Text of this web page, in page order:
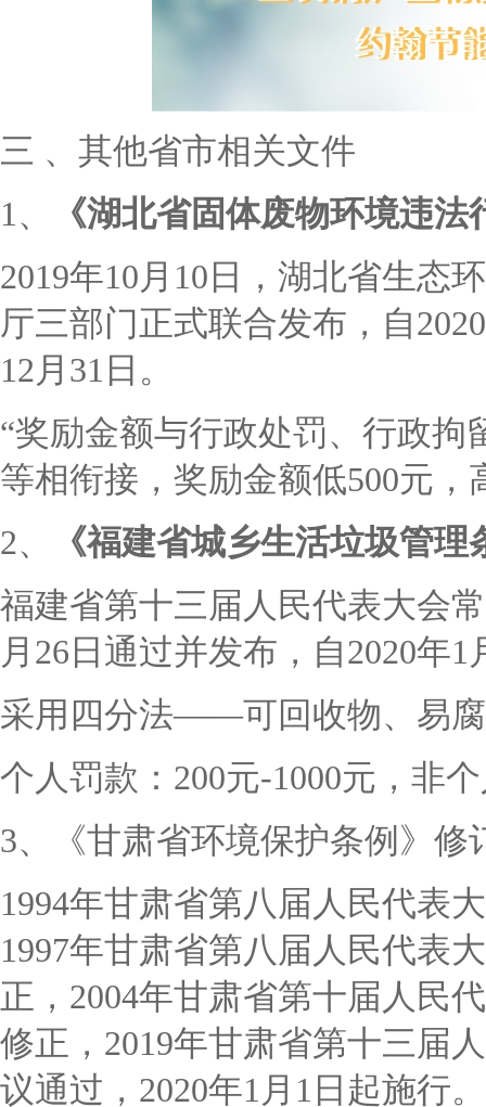
三 、 其他省市相关文件
1、
《湖北省固体废物环境违
2019年10月10日，湖北省生态
厅三部门正式联合发布，自
12月31日。
“奖励金额与行政处罚、行政拘
等相衔接，奖励金额低500元，
2、
《福建省城乡生活垃圾管理
福建省第十三届人民代表大会
月26日通过并发布，自2020年
采用四分法——可回收物、易
个人罚款： 200元-1000元，非
3、《甘肃省环境保护条例》修
1994年甘肃省第八届人民代表
1997年甘肃省第八届人民代表
正，2004年甘肃省第十届人民
修正，2019年甘肃省第十三届
议通过，2020年1月1日起施行。